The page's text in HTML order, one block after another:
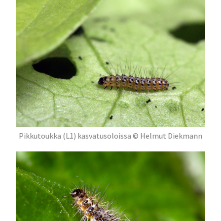
Pikkutoukka (L1) kasvatusoloissa © Helmut Diekmann